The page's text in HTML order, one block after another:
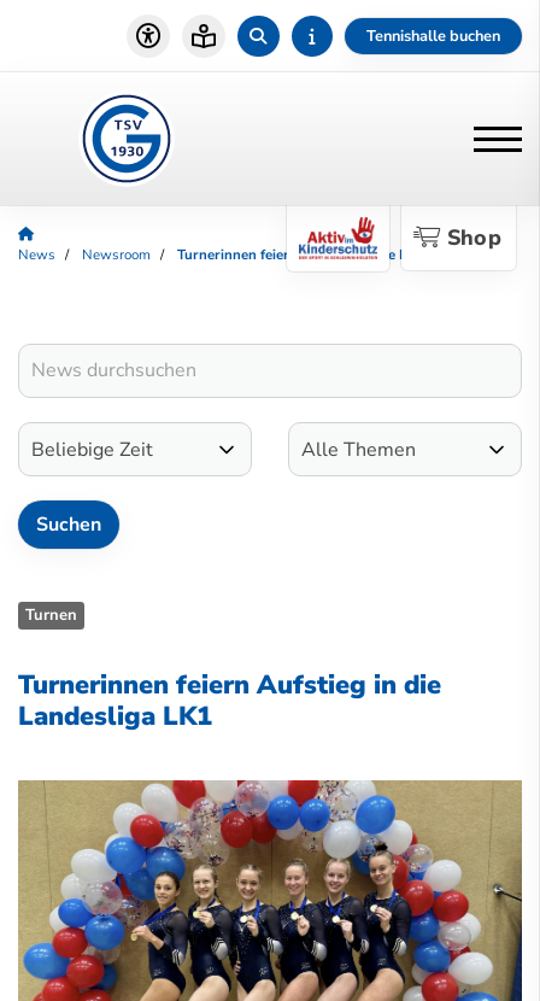
Tennishalle buchen
Shop
News Newsroom Turnerinnen feiern Aufstieg in die Landesliga LK1
Turnen
Turnerinnen feiern Aufstieg in die
Landesliga LK1